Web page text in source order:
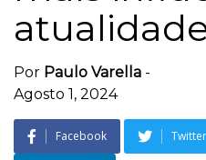
Por Paulo Varella -
Agosto 1, 2024
Facebook Twitter